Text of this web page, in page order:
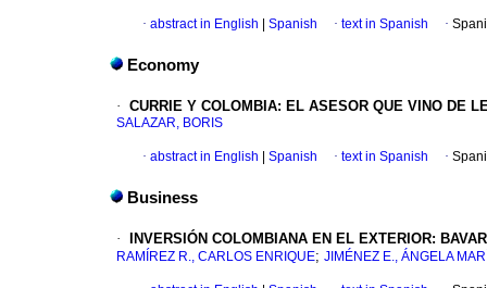
· abstract in English Spanish · text in Spanish ·
Economy
· CURRIE Y COLOMBIA: EL ASESOR QUE VINO DE
SALAZAR, BORIS
· abstract in English Spanish · text in Spanish ·
Business
· INVERSIÓN COLOMBIANA EN EL EXTERIOR:
RAMÍREZ R., CARLOS ENRIQUE; JIMÉNEZ E., ÁNGELA